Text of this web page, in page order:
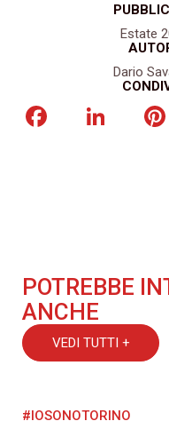
Estate
Dario
Facebook
POTREBBE
ANCHE
VEDI TUTTI +
#IOSONOTORINO